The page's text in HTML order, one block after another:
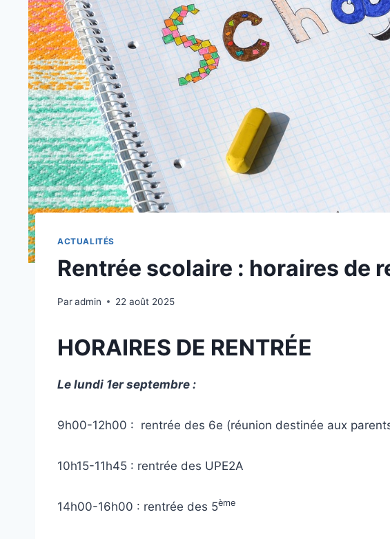
ACTUALITÉS
Rentrée scolaire : horaires de
Paradmin 22 août 2025
HORAIRES DE RENTRÉE
Le lundi 1er septembre :
9h00-12h00 : rentrée des 6e (réunion destinée aux
10h15-11h45 : rentrée des UPE2A
14h00-16h00 : rentrée des 5ème